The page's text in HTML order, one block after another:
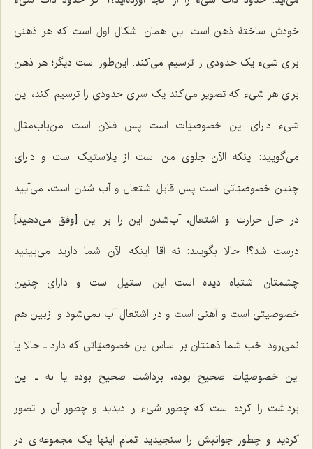
خودش ساختۀ ذهن است این همان اشکال اول است که هر ذهنی
برای شیء یک حدودی را ترسیم می‌کند. این‌طور است دیگر؛ هر ذهن
برای هر شیء که تصویر می‌کند یک سری حدودی را ترسیم کند، این
شیء دارای این خصوصیّات است پس فلان است من‌باب‌مثال
می‌گویید: اینکه الآن جلوی من است از پلاستیک است و دارای
چنین خصوصیّاتی است پس قابل اشتعال و آب شدن است، می‌آیید
در حال حرارت و اشتعال، آب‌شدن این را بر این [وفق می‌دهید]
درست شد؟! حالا بگویید: نه آقا اینکه الآن شما دارید می‌بینید
چشمتان اشتباه دیده است این استیل است و دارای چنین
خصوصیتی است و آهنی است و در اشتعال آب نمی‌شود و ازبین هم
نمی‌رود. خب شما ذهنتان بر اساس این خصوصیّاتی که دارد ـ حالا یا
این خصوصیّات صحیح بوده، برداشت صحیح بوده یا نه ـ این
برداشت را کرده است که چطور شیء را دیدید و چطور آن را تصور
کردید و چطور جوانبش را سنجیدید تمام اینها یک مجموعه‌ای در